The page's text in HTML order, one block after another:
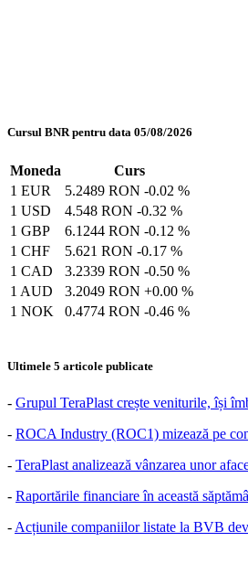
Cursul BNR pentru data 05/08/2026
Moneda
Curs
1 EUR
5.2489 RON -0.02 %
1 USD
4.548 RON -0.32 %
1 GBP
6.1244 RON -0.12 %
1 CHF
5.621 RON -0.17 %
1 CAD
3.2339 RON -0.50 %
1 AUD
3.2049 RON +0.00 %
1 NOK
0.4774 RON -0.46 %
Ultimele 5 articole publicate
- Grupul TeraPlast crește veniturile, își
- ROCA Industry (ROC1) mizează pe
- TeraPlast analizează vânzarea unor
- Raportările financiare în această
- Acțiunile companiilor listate la BVB